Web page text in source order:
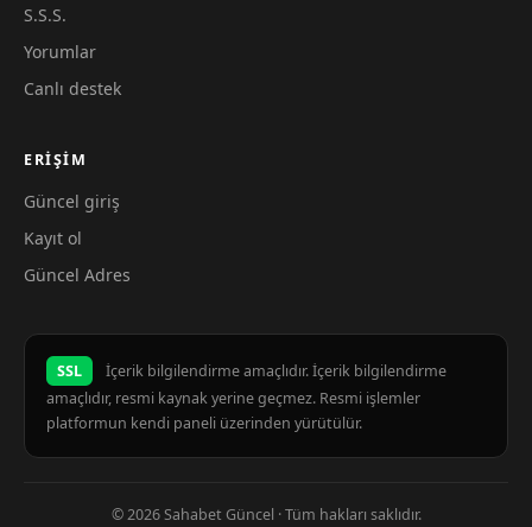
S.S.S.
Yorumlar
Canlı destek
ERIŞIM
Güncel giriş
Kayıt ol
Güncel Adres
SSL
İçerik bilgilendirme amaçlıdır. İçerik bilgilendirme
amaçlıdır, resmi kaynak yerine geçmez. Resmi işlemler
platformun kendi paneli üzerinden yürütülür.
© 2026 Sahabet Güncel · Tüm hakları saklıdır.